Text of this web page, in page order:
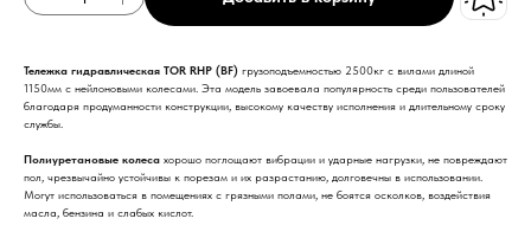
Тележка гидравлическая TOR RHP (BF) грузоподъемностью 2500кг с вилами длиной
1150мм с нейлоновыми колесами. Эта модель завоевала популярность среди пользователей
благодаря продуманности конструкции, высокому качеству исполнения и длительному сроку
службы.
Полиуретановые колеса хорошо поглощают вибрации и ударные нагрузки, не повреждают
пол, чрезвычайно устойчивы к порезам и их разрастанию, долговечны в использовании.
Могут использоваться в помещениях с грязными полами, не боятся осколков, воздействия
масла, бензина и слабых кислот.